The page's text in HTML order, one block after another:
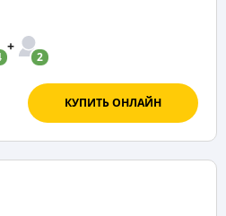
2
КУПИТЬ ОНЛАЙН